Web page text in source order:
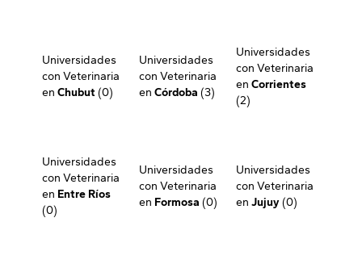
Universidades
con Veterinaria
en Chubut(0)
Universidades
con Veterinaria
en Córdoba (3)
Universidades
con Veterinaria
en Corrientes
(2)
Universidades
con Veterinaria
en Entre Ríos
(0)
Universidades
con Veterinaria
en Formosa (0)
Universidades
con Veterinaria
en Jujuy(0)